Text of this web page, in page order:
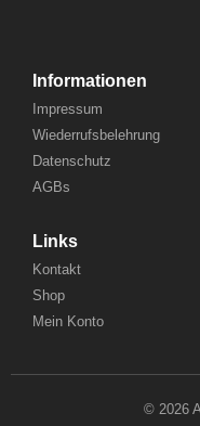
Informationen
Impressum
Wiederrufsbelehrung
Datenschutz
AGBs
Links
Kontakt
Shop
Mein Konto
© 2026